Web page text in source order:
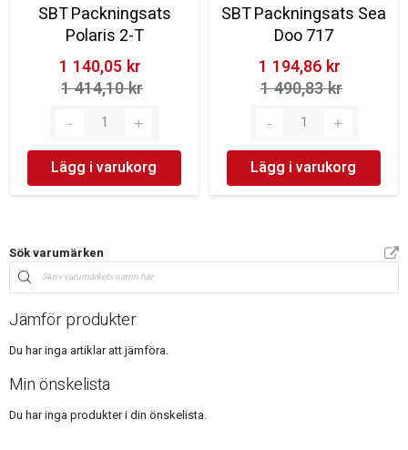
SBT Packningsats
Polaris 2-T
1 140,05 kr‎
1 414,10 kr‎
Lägg i varukorg
SBT Packningsats Sea
Doo 717
1 194,86 kr‎
1 490,83 kr‎
Lägg i varukorg
Sök varumärken
Jämför produkter
Du har inga artiklar att jämföra.
Min önskelista
Du har inga produkter i din önskelista.